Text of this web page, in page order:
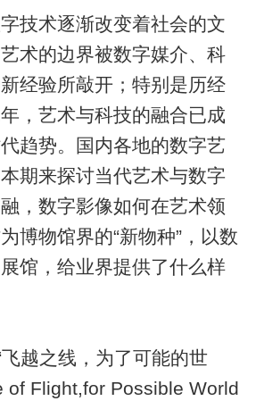
术逐渐改变着社会的文
术的边界被数字媒介、科
经验所敲开；特别是历经
，艺术与科技的融合已成
趋势。国内各地的数字艺
期来探讨当代艺术与数字
，数字影像如何在艺术领
博物馆界的“新物种”，以数
馆，给业界提供了什么样
之线，为了可能的世
of Flight,for Possible World